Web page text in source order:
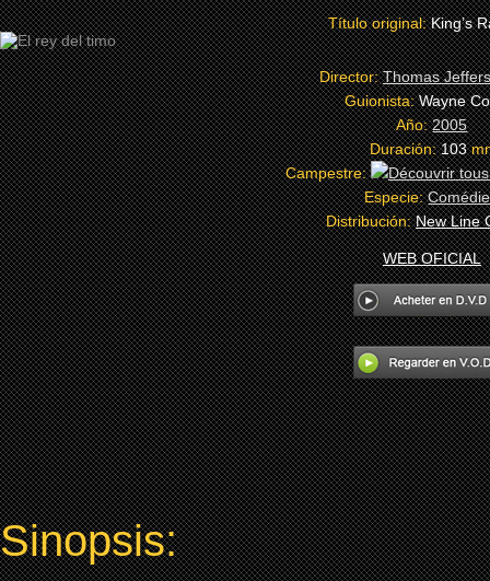
Título original:King’s
Director:Thomas
Guionista:Wayne
Año:2005
Duración:103
Campestre:
Especie:Comédie
Distribución:New Line
WEB OFICIAL
Sinopsis: